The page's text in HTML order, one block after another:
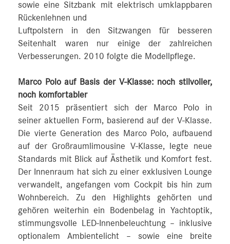
sowie eine Sitzbank mit elektrisch umklappbaren
Rückenlehnen und
Luftpolstern in den Sitzwangen für besseren
Seitenhalt waren nur einige der zahlreichen
Verbesserungen. 2010 folgte die Modellpflege.
Marco Polo auf Basis der V-Klasse: noch stilvoller,
noch komfortabler
Seit 2015 präsentiert sich der Marco Polo in
seiner aktuellen Form, basierend auf der V‑Klasse.
Die vierte Generation des Marco Polo, aufbauend
auf der Großraumlimousine V-Klasse, legte neue
Standards mit Blick auf Ästhetik und Komfort fest.
Der Innenraum hat sich zu einer exklusiven Lounge
verwandelt, angefangen vom Cockpit bis hin zum
Wohnbereich. Zu den Highlights gehörten und
gehören weiterhin ein Bodenbelag in Yachtoptik,
stimmungsvolle LED-Innenbeleuchtung – inklusive
optionalem Ambientelicht – sowie eine breite